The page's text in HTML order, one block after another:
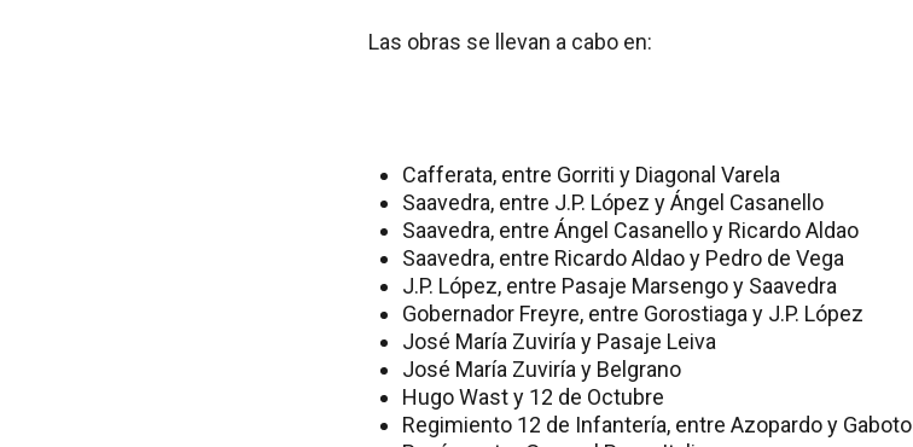
Las obras se llevan a cabo en:
Cafferata, entre Gorriti y Diagonal Varela
Saavedra, entre J.P. López y Ángel Casanello
Saavedra, entre Ángel Casanello y Ricardo Aldao
Saavedra, entre Ricardo Aldao y Pedro de Vega
J.P. López, entre Pasaje Marsengo y Saavedra
Gobernador Freyre, entre Gorostiaga y J.P. López
José María Zuviría y Pasaje Leiva
José María Zuviría y Belgrano
Hugo Wast y 12 de Octubre
Regimiento 12 de Infantería, entre Azopardo y Gaboto